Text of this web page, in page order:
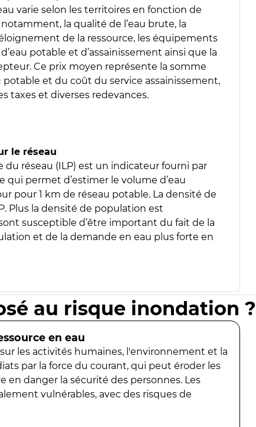
varie selon les territoires en fonction de
la qualité de l’eau brute, la
de la ressource, les équipements
potable et d’assainissement ainsi que la
Ce prix moyen représente la somme
potable et du coût du service assainissement,
taxes et diverses redevances.
le réseau
du réseau (ILP) est un indicateur fourni par
qui permet d’estimer le volume d’eau
pour 1 km de réseau potable. La densité de
Plus la densité de population est
susceptible d’être important du fait de la
et de la demande en eau plus forte en
au risque inondation ?
en eau
les activités humaines, l'environnement et la
par la force du courant, qui peut éroder les
en danger la sécurité des personnes. Les
vulnérables, avec des risques de